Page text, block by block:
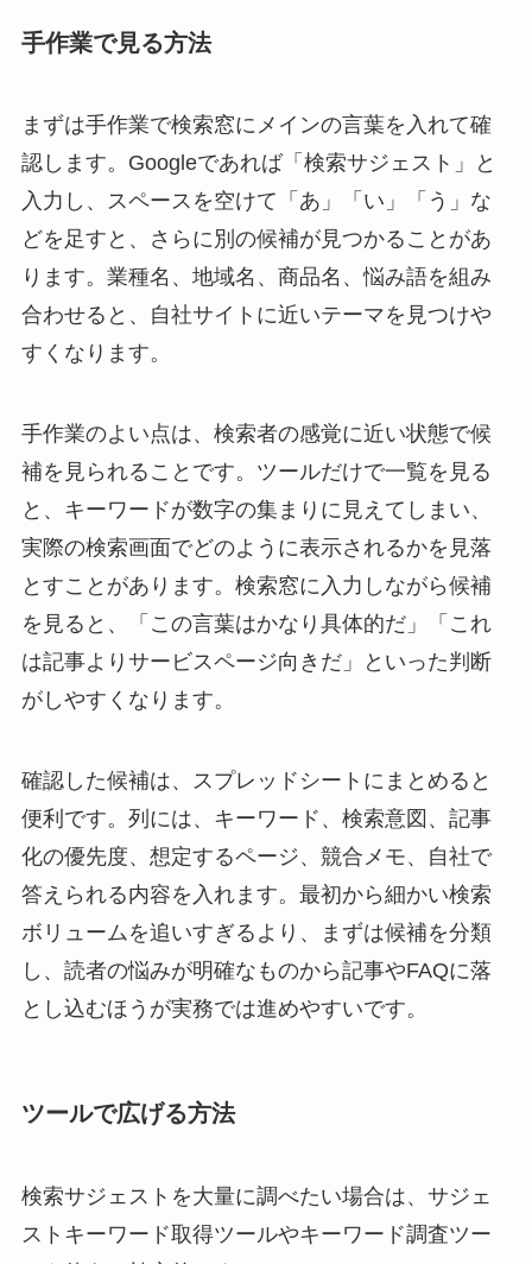
手作業で見る方法
まずは手作業で検索窓にメインの言葉を入れて確
認します。Googleであれば「検索サジェスト」と
入力し、スペースを空けて「あ」「い」「う」な
どを足すと、さらに別の候補が見つかることがあ
ります。業種名、地域名、商品名、悩み語を組み
合わせると、自社サイトに近いテーマを見つけや
すくなります。
手作業のよい点は、検索者の感覚に近い状態で候
補を見られることです。ツールだけで一覧を見る
と、キーワードが数字の集まりに見えてしまい、
実際の検索画面でどのように表示されるかを見落
とすことがあります。検索窓に入力しながら候補
を見ると、「この言葉はかなり具体的だ」「これ
は記事よりサービスページ向きだ」といった判断
がしやすくなります。
確認した候補は、スプレッドシートにまとめると
便利です。列には、キーワード、検索意図、記事
化の優先度、想定するページ、競合メモ、自社で
答えられる内容を入れます。最初から細かい検索
ボリュームを追いすぎるより、まずは候補を分類
し、読者の悩みが明確なものから記事やFAQに落
とし込むほうが実務では進めやすいです。
ツールで広げる方法
検索サジェストを大量に調べたい場合は、サジェ
ストキーワード取得ツールやキーワード調査ツー